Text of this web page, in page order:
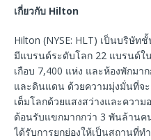
เกี่ยวกับ Hilton
Hilton (NYSE: HLT) เป็นบริษั
มีแบรนด์ระดับโลก 22 แบรนด์ใ
เกือบ 7,400 แห่ง และห้องพักมา
และดินแดน ด้วยความมุ่งมั่นที่จ
เต็มโลกด้วยแสงสว่างและควา
ต้อนรับแขกมากกว่า 3 พันล้านค
ได้รับการยกย่องให้เป็นสถานที่